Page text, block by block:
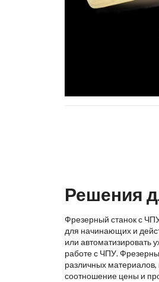
Решения
Фрезерный станок с
для начинающих и
или автоматизировать
работе с ЧПУ.
различных
соотношение цены и